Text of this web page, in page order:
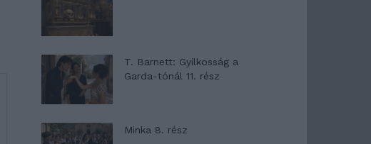
T. Barnett: Gyilkosság a
Garda-tónál 11. rész
Minka 8. rész